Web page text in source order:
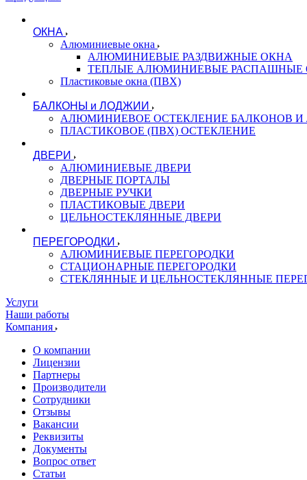
ОКНА
Алюминиевые окна
АЛЮМИНИЕВЫЕ РАЗДВИЖНЫЕ ОКНА
ТЕПЛЫЕ АЛЮМИНИЕВЫЕ РАСПАШНЫЕ
Пластиковые окна (ПВХ)
БАЛКОНЫ и ЛОДЖИИ
АЛЮМИНИЕВОЕ ОСТЕКЛЕНИЕ БАЛКОНОВ
ПЛАСТИКОВОЕ (ПВХ) ОСТЕКЛЕНИЕ
ДВЕРИ
АЛЮМИНИЕВЫЕ ДВЕРИ
ДВЕРНЫЕ ПОРТАЛЫ
ДВЕРНЫЕ РУЧКИ
ПЛАСТИКОВЫЕ ДВЕРИ
ЦЕЛЬНОСТЕКЛЯННЫЕ ДВЕРИ
ПЕРЕГОРОДКИ
АЛЮМИНИЕВЫЕ ПЕРЕГОРОДКИ
СТАЦИОНАРНЫЕ ПЕРЕГОРОДКИ
СТЕКЛЯННЫЕ И ЦЕЛЬНОСТЕКЛЯННЫЕ
Услуги
Наши работы
Компания
О компании
Лицензии
Партнеры
Производители
Сотрудники
Отзывы
Вакансии
Реквизиты
Документы
Вопрос ответ
Статьи